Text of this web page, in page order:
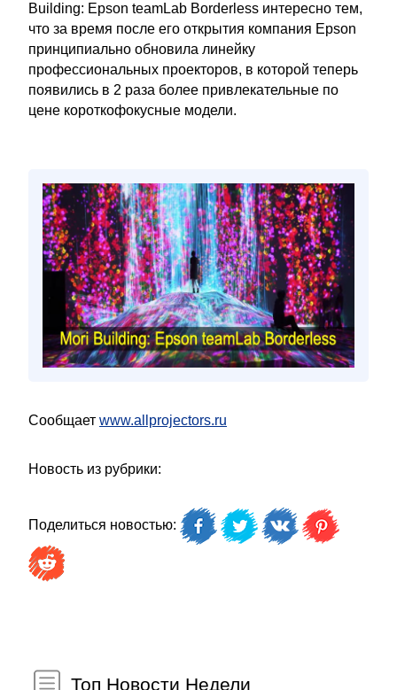
Building: Epson teamLab Borderless интересно тем,
что за время после его открытия компания Epson
принципиально обновила линейку
профессиональных проекторов, в которой теперь
появились в 2 раза более привлекательные по
цене короткофокусные модели.
Сообщает www.allprojectors.ru
Новость из рубрики:
Поделиться новостью:
Топ Новости Недели